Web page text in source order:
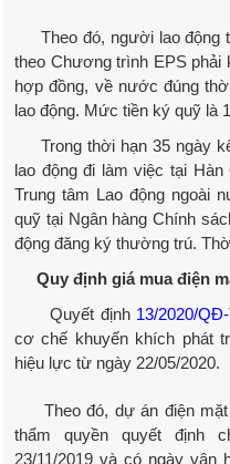
Theo đó, người lao
theo Chương trình EPS phải
hợp đồng, về nước đúng
lao động. Mức tiền ký quỹ là
Trong thời hạn 35 ngày
lao động đi làm việc tại
Trung tâm Lao động ngoài
quỹ tại Ngân hàng Chính
động đăng ký thường trú.
Quy định giá mua điện
Quyết định 13/2020/
cơ chế khuyến khích phát
hiệu lực từ ngày 22/05/2020.
Theo đó, dự án điện
thẩm quyền quyết định
23/11/2019 và có ngày